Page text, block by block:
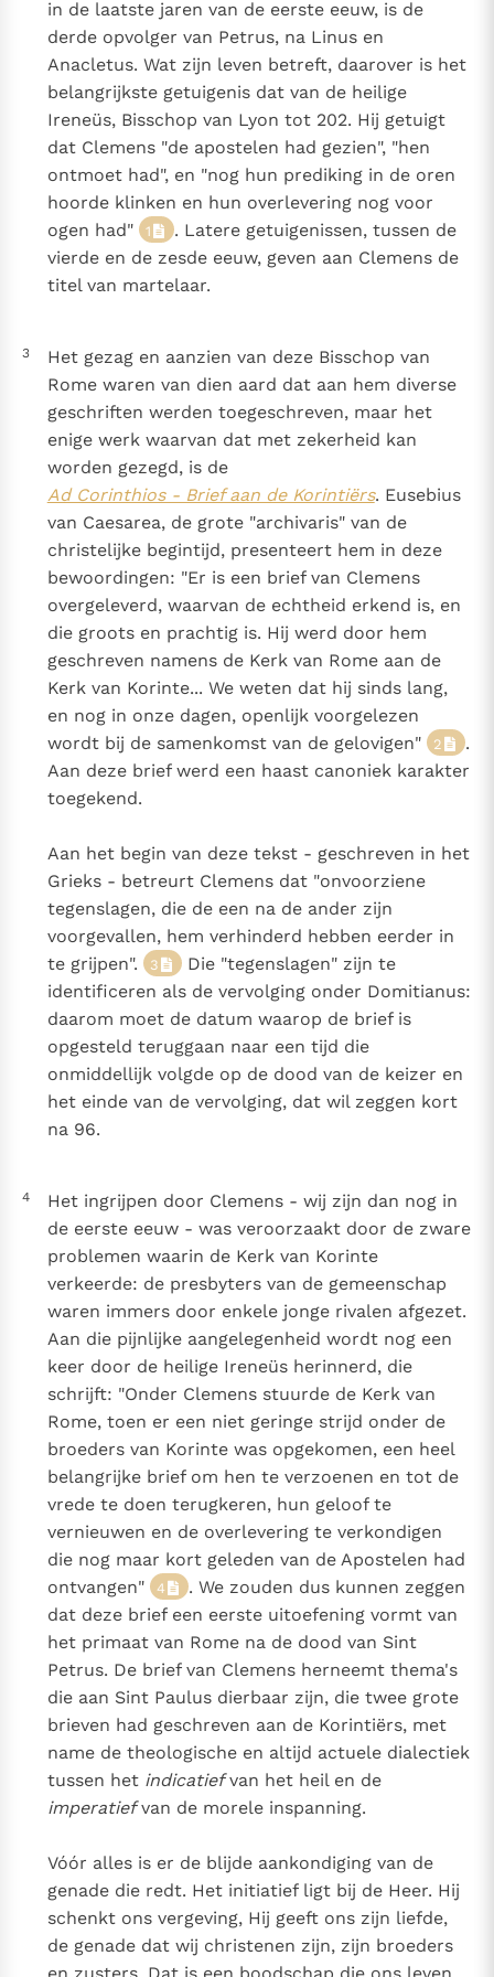
in de laatste jaren van de eerste eeuw, is de
derde opvolger van Petrus, na Linus en
Anacletus. Wat zijn leven betreft, daarover is het
belangrijkste getuigenis dat van de heilige
Ireneüs, Bisschop van Lyon tot 202. Hij getuigt
dat Clemens "de apostelen had gezien", "hen
ontmoet had", en "nog hun prediking in de oren
hoorde klinken en hun overlevering nog voor
ogen had"
1
. Latere getuigenissen, tussen de
vierde en de zesde eeuw, geven aan Clemens de
titel van martelaar.
3
Het gezag en aanzien van deze Bisschop van
Rome waren van dien aard dat aan hem diverse
geschriften werden toegeschreven, maar het
enige werk waarvan dat met zekerheid kan
worden gezegd, is de
Ad Corinthios - Brief aan de Korintiërs. Eusebius
van Caesarea, de grote "archivaris" van de
christelijke begintijd, presenteert hem in deze
bewoordingen: "Er is een brief van Clemens
overgeleverd, waarvan de echtheid erkend is, en
die groots en prachtig is. Hij werd door hem
geschreven namens de Kerk van Rome aan de
Kerk van Korinte... We weten dat hij sinds lang,
en nog in onze dagen, openlijk voorgelezen
wordt bij de samenkomst van de gelovigen"
2
.
Aan deze brief werd een haast canoniek karakter
toegekend.
Aan het begin van deze tekst - geschreven in het
Grieks - betreurt Clemens dat "onvoorziene
tegenslagen, die de een na de ander zijn
voorgevallen, hem verhinderd hebben eerder in
te grijpen".
3
Die "tegenslagen" zijn te
identificeren als de vervolging onder Domitianus:
daarom moet de datum waarop de brief is
opgesteld teruggaan naar een tijd die
onmiddellijk volgde op de dood van de keizer en
het einde van de vervolging, dat wil zeggen kort
na 96.
4
Het ingrijpen door Clemens - wij zijn dan nog in
de eerste eeuw - was veroorzaakt door de zware
problemen waarin de Kerk van Korinte
verkeerde: de presbyters van de gemeenschap
waren immers door enkele jonge rivalen afgezet.
Aan die pijnlijke aangelegenheid wordt nog een
keer door de heilige Ireneüs herinnerd, die
schrijft: "Onder Clemens stuurde de Kerk van
Rome, toen er een niet geringe strijd onder de
broeders van Korinte was opgekomen, een heel
belangrijke brief om hen te verzoenen en tot de
vrede te doen terugkeren, hun geloof te
vernieuwen en de overlevering te verkondigen
die nog maar kort geleden van de Apostelen had
ontvangen"
4
. We zouden dus kunnen zeggen
dat deze brief een eerste uitoefening vormt van
het primaat van Rome na de dood van Sint
Petrus. De brief van Clemens herneemt thema's
die aan Sint Paulus dierbaar zijn, die twee grote
brieven had geschreven aan de Korintiërs, met
name de theologische en altijd actuele dialectiek
tussen het indicatiefvan het heil en de
imperatiefvan de morele inspanning.
Vóór alles is er de blijde aankondiging van de
genade die redt. Het initiatief ligt bij de Heer. Hij
schenkt ons vergeving, Hij geeft ons zijn liefde,
de genade dat wij christenen zijn, zijn broeders